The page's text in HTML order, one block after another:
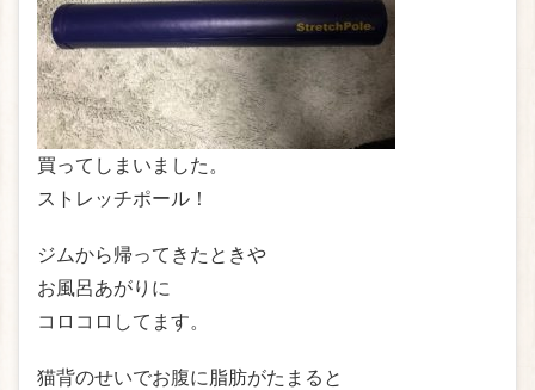
買ってしまいました。
ストレッチポール！
ジムから帰ってきたときや
お風呂あがりに
コロコロしてます。
猫背のせいでお腹に脂肪がたまると